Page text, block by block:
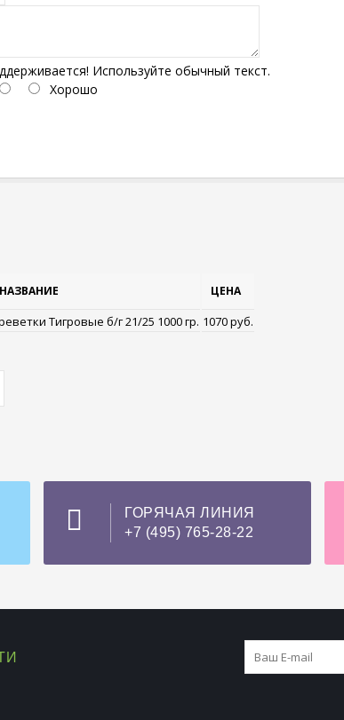
Используйте обычный текст.
Хорошо
НАЗВАНИЕ ЦЕНА
Тигровые б/г 21/25 1000 гр. 1070 руб.
ГОРЯЧАЯ ЛИНИЯ
+7 (495) 765-28-22